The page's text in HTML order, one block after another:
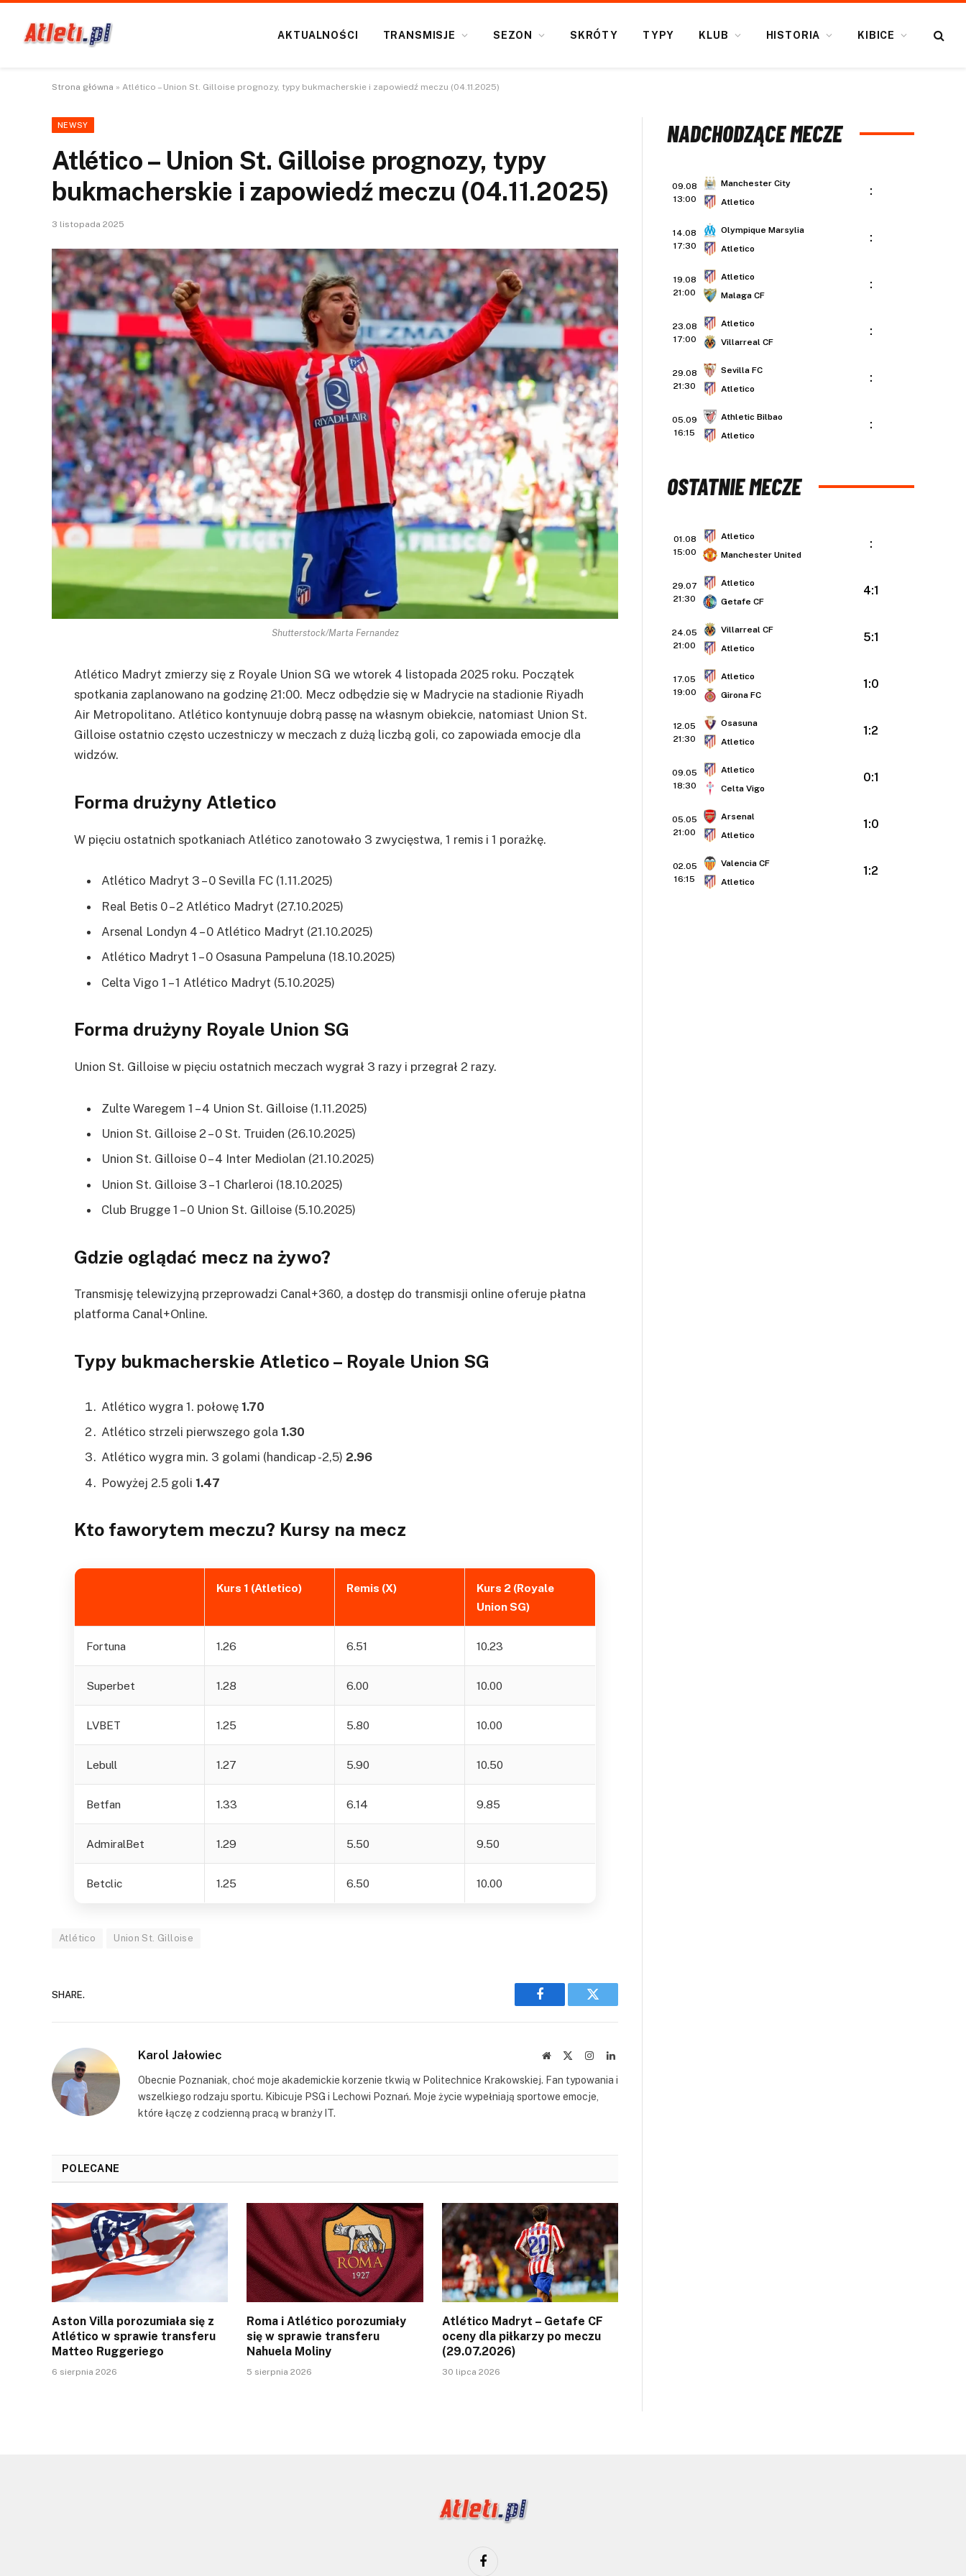
AKTUALNOŚCI TRANSMISJE SEZON SKRÓTY TYPY KLUB HISTORIA KIBICE
Strona główna » Atlético – Union St. Gilloise prognozy, typy bukmacherskie i zapowiedź meczu (04.11.2025)
NEWSY
Atlético – Union St. Gilloise prognozy, typy
bukmacherskie i zapowiedź meczu (04.11.2025)
3 listopada 2025
Shutterstock/Marta Fernandez
Atlético Madryt zmierzy się z Royale Union SG we wtorek 4 listopada 2025 roku. Początek
spotkania zaplanowano na godzinę 21:00. Mecz odbędzie się w Madrycie na stadionie Riyadh
Air Metropolitano. Atlético kontynuuje dobrą passę na własnym obiekcie, natomiast Union St.
Gilloise ostatnio często uczestniczy w meczach z dużą liczbą goli, co zapowiada emocje dla
widzów.
Forma drużyny Atletico
W pięciu ostatnich spotkaniach Atlético zanotowało 3 zwycięstwa, 1 remis i 1 porażkę.
Atlético Madryt 3 – 0 Sevilla FC (1.11.2025)
Real Betis 0 – 2 Atlético Madryt (27.10.2025)
Arsenal Londyn 4 – 0 Atlético Madryt (21.10.2025)
Atlético Madryt 1 – 0 Osasuna Pampeluna (18.10.2025)
Celta Vigo 1 – 1 Atlético Madryt (5.10.2025)
Forma drużyny Royale Union SG
Union St. Gilloise w pięciu ostatnich meczach wygrał 3 razy i przegrał 2 razy.
Zulte Waregem 1 – 4 Union St. Gilloise (1.11.2025)
Union St. Gilloise 2 – 0 St. Truiden (26.10.2025)
Union St. Gilloise 0 – 4 Inter Mediolan (21.10.2025)
Union St. Gilloise 3 – 1 Charleroi (18.10.2025)
Club Brugge 1 – 0 Union St. Gilloise (5.10.2025)
Gdzie oglądać mecz na żywo?
Transmisję telewizyjną przeprowadzi Canal+360, a dostęp do transmisji online oferuje płatna
platforma Canal+Online.
Typy bukmacherskie Atletico – Royale Union SG
Atlético wygra 1. połowę 1.70
Atlético strzeli pierwszego gola 1.30
Atlético wygra min. 3 golami (handicap -2,5) 2.96
Powyżej 2.5 goli 1.47
Kto faworytem meczu? Kursy na mecz
Kurs 1 (Atletico) Remis (X)
Kurs 2 (Royale
Union SG)
Fortuna 1.26 6.51 10.23
Superbet 1.28 6.00 10.00
LVBET 1.25 5.80 10.00
Lebull 1.27 5.90 10.50
Betfan 1.33 6.14 9.85
AdmiralBet 1.29 5.50 9.50
Betclic 1.25 6.50 10.00
Atlético Union St. Gilloise
SHARE.
Facebook Twitter
Karol Jałowiec Website InstagramLinkedIn
Obecnie Poznaniak, choć moje akademickie korzenie tkwią w Politechnice Krakowskiej. Fan typowania i
wszelkiego rodzaju sportu. Kibicuje PSG i Lechowi Poznań. Moje życie wypełniają sportowe emocje,
które łączę z codzienną pracą w branży IT.
POLECANE
Aston Villa porozumiała się z
Atlético w sprawie transferu
Matteo Ruggeriego
6 sierpnia 2026
Roma i Atlético porozumiały
się w sprawie transferu
Nahuela Moliny
5 sierpnia 2026
Atlético Madryt – Getafe CF
oceny dla piłkarzy po meczu
(29.07.2026)
30 lipca 2026
NADCHODZĄCE MECZE
09.08
13:00
Manchester City
Atletico
:
14.08
17:30
Olympique Marsylia
Atletico
:
19.08
21:00
Atletico
Malaga CF
:
23.08
17:00
Atletico
Villarreal CF
:
29.08
21:30
Sevilla FC
Atletico
:
05.09
16:15
Athletic Bilbao
Atletico
:
OSTATNIE MECZE
01.08
15:00
Atletico
Manchester United
:
29.07
21:30
Atletico
Getafe CF
4:1
24.05
21:00
Villarreal CF
Atletico
5:1
17.05
19:00
Atletico
Girona FC
1:0
12.05
21:30
Osasuna
Atletico
1:2
09.05
18:30
Atletico
Celta Vigo
0:1
05.05
21:00
Arsenal
Atletico
1:0
02.05
16:15
Valencia CF
Atletico
1:2
Facebook